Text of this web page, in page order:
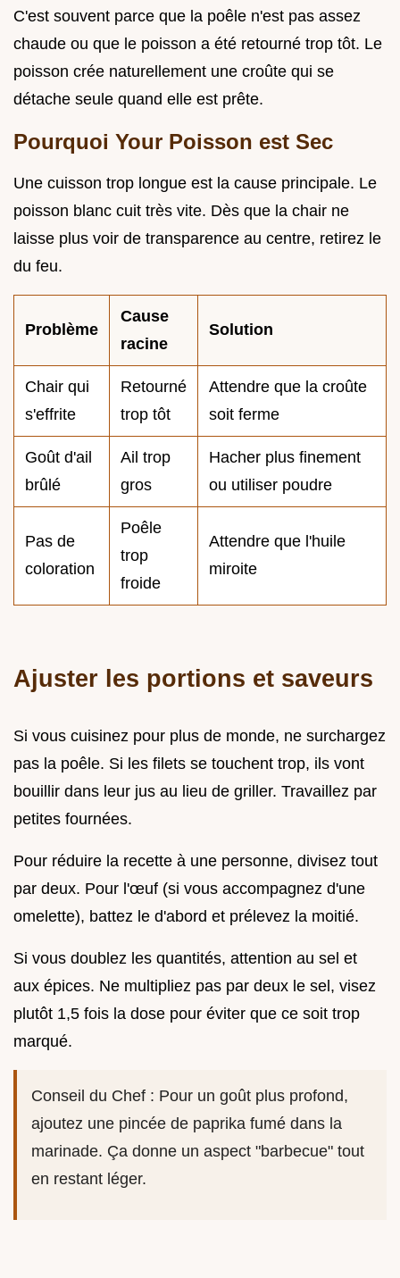
C'est souvent parce que la poêle n'est pas assez
chaude ou que le poisson a été retourné trop tôt. Le
poisson crée naturellement une croûte qui se
détache seule quand elle est prête.
Pourquoi Your Poisson est Sec
Une cuisson trop longue est la cause principale. Le
poisson blanc cuit très vite. Dès que la chair ne
laisse plus voir de transparence au centre, retirez le
du feu.
Problème
Cause
racine
Solution
Chair qui
s'effrite
Retourné
trop tôt
Attendre que la croûte
soit ferme
Goût d'ail
brûlé
Ail trop
gros
Hacher plus finement
ou utiliser poudre
Pas de
coloration
Poêle
trop
froide
Attendre que l'huile
miroite
Ajuster les portions et saveurs
Si vous cuisinez pour plus de monde, ne surchargez
pas la poêle. Si les filets se touchent trop, ils vont
bouillir dans leur jus au lieu de griller. Travaillez par
petites fournées.
Pour réduire la recette à une personne, divisez tout
par deux. Pour l'œuf (si vous accompagnez d'une
omelette), battez le d'abord et prélevez la moitié.
Si vous doublez les quantités, attention au sel et
aux épices. Ne multipliez pas par deux le sel, visez
plutôt 1,5 fois la dose pour éviter que ce soit trop
marqué.
Conseil du Chef : Pour un goût plus profond,
ajoutez une pincée de paprika fumé dans la
marinade. Ça donne un aspect "barbecue" tout
en restant léger.